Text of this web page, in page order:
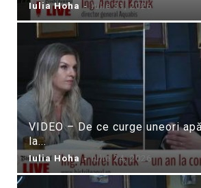
Iulia Hoha - iulie 31, 2026
VIDEO – De ce curge uneori
la...
Iulia Hoha - iulie 24, 2026